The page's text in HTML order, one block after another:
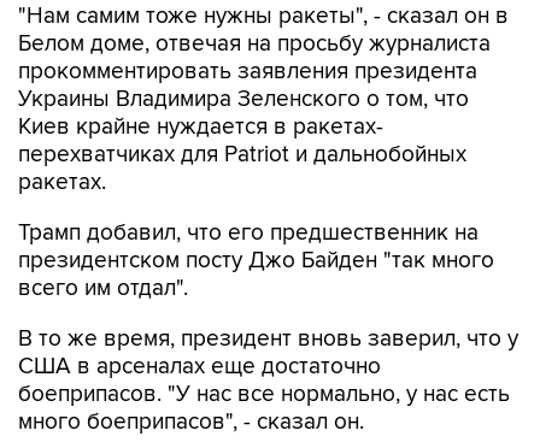
"Нам самим тоже нужны ракеты", - сказал он в
Белом доме, отвечая на просьбу журналиста
прокомментировать заявления президента
Украины Владимира Зеленского о том, что
Киев крайне нуждается в ракетах-
перехватчиках для Patriot и дальнобойных
ракетах.
Трамп добавил, что его предшественник на
президентском посту Джо Байден "так много
всего им отдал".
В то же время, президент вновь заверил, что у
США в арсеналах еще достаточно
боеприпасов. "У нас все нормально, у нас есть
много боеприпасов", - сказал он.